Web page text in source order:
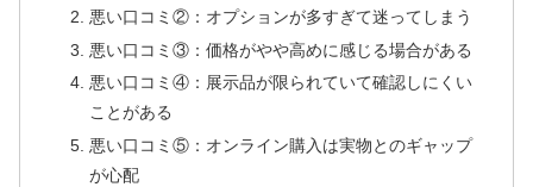
悪い口コミ②：オプションが多すぎて迷ってしまう
悪い口コミ③：価格がやや高めに感じる場合がある
悪い口コミ④：展示品が限られていて確認しにくい
ことがある
悪い口コミ⑤：オンライン購入は実物とのギャップ
が心配